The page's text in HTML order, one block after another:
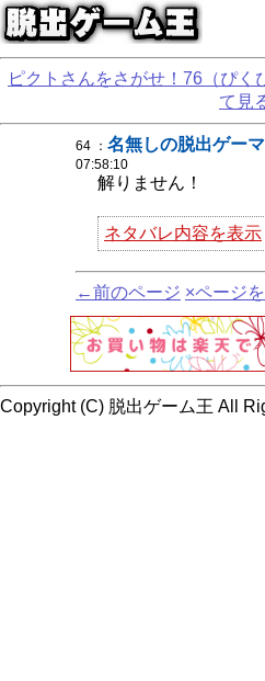
ピクトさんをさがせ！76（ぴく
て見
64 ： 名無しの脱出ゲー
07:58:10
解りません！
ネタバレ内容を表示
←前のページ ×ページ
Copyright (C) 脱出ゲーム王 All